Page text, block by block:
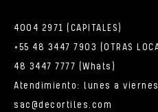
4004 2971 (CAPITALES)
+55 48 3447 7903 (OTRAS
48 3447 7777 (Whats)
Atendimiento: lunes a
sac@decortiles.com